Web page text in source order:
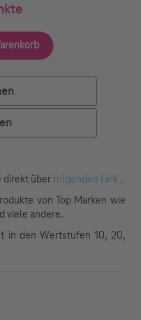
direkt überfolgenden Link .
von Top Marken wie
viele andere.
in den Wertstufen 10, 20,